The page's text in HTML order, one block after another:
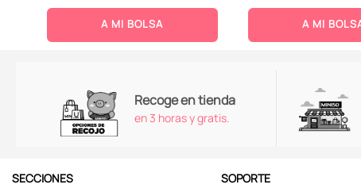
A MI BOLSA A MI
Recoge en tienda
en 3 horas y gratis.
SECCIONES SOPORTE